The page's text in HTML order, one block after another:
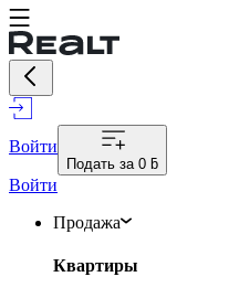
Войти
Подать за 0 ƃ
Войти
Продажа
Квартиры